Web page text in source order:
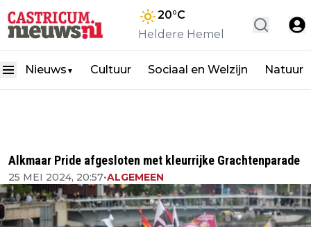
20°C
Heldere Hemel
Nieuws ▼ Cultuur Sociaal en Welzijn Natuur
Alkmaar Pride afgesloten met kleurrijke Grachtenparade
25 MEI 2024, 20:57•ALGEMEEN